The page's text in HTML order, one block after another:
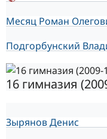
Месяц Роман
Подгорбунский
16 гимназия
Зырянов Денис